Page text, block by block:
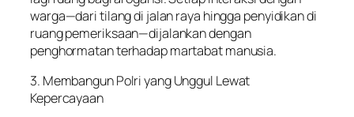
warga—dari tilang di jalan raya hingga penyidikan di
ruang pemeriksaan—dijalankan dengan
penghormatan terhadap martabat manusia.
3. Membangun Polri yang Unggul Lewat
Kepercayaan